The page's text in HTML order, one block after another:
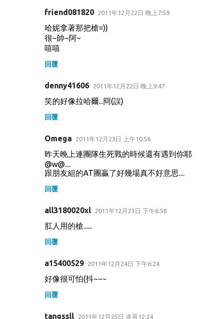
friend081820 2011年12月22日 晚上7:59
哈妮拿著那把槍=))
很~帥~阿~
嘻嘻
回覆
denny41606 2011年12月22日 晚上9:47
笑的好像拉哈爾...冏(誤)
回覆
Omega 2011年12月23日 上午10:56
昨天晚上連團隊生死戰的時候還有遇到你耶
@w@....
跟朋友組的AT團贏了好幾場真不好意思....
回覆
all3180020xl 2011年12月23日 下午6:58
肛人用的槍......
回覆
a15400529 2011年12月24日 下午6:24
好像很可怕(抖~~~
回覆
tangssll 2011年12月25日 凌晨12:24